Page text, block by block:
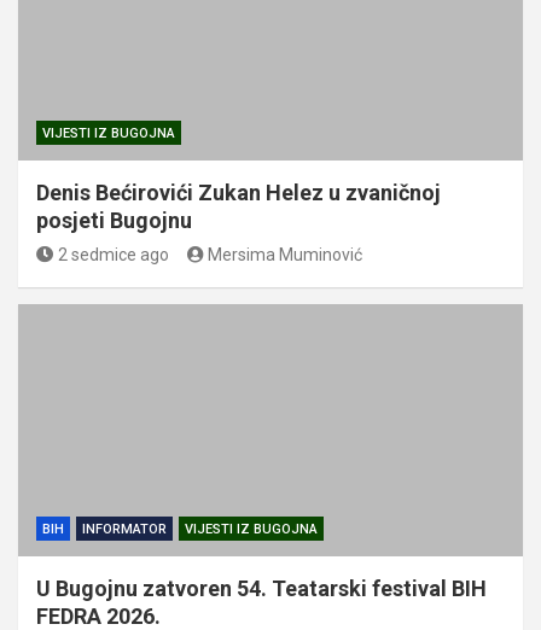
VIJESTI IZ BUGOJNA
Denis Bećirovići Zukan Helez u zvaničnoj
posjeti Bugojnu
2 sedmice ago Mersima Muminović
BIH INFORMATOR VIJESTI IZ BUGOJNA
U Bugojnu zatvoren 54. Teatarski festival BIH
FEDRA 2026.